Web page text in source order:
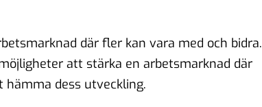
där fler kan vara med och bidra.
att stärka en arbetsmarknad där
dess utveckling.